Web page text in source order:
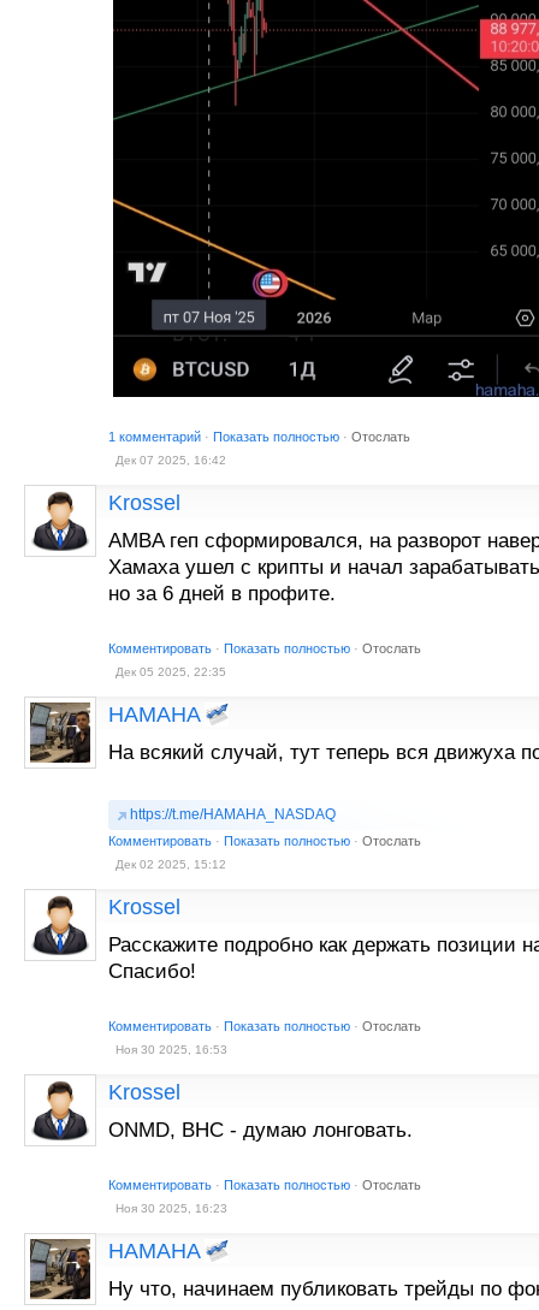
1 комментарий · Показать полностью · Отослать
Дек 07 2025, 16:42
Krossel
AMBA геп сформировался, на разворот
Хамаха ушел с крипты и начал
но за 6 дней в профите.
Комментировать · Показать полностью · Отослать
Дек 05 2025, 22:35
HAMAHA
На всякий случай, тут теперь вся движуха
https://t.me/HAMAHA_NASDAQ
Комментировать · Показать полностью · Отослать
Дек 02 2025, 15:12
Krossel
Расскажите подробно как держать позиции
Спасибо!
Комментировать · Показать полностью · Отослать
Ноя 30 2025, 16:53
Krossel
ONMD, BHC - думаю лонговать.
Комментировать · Показать полностью · Отослать
Ноя 30 2025, 16:23
HAMAHA
Ну что, начинаем публиковать трейды по